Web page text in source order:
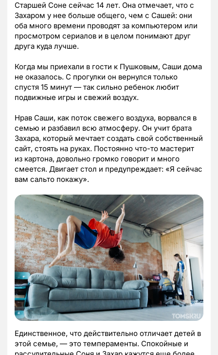
Старшей Соне сейчас 14 лет. Она отмечает, что с
Захаром у нее больше общего, чем с Сашей: они
оба много времени проводят за компьютером или
просмотром сериалов и в целом понимают друг
друга куда лучше.
Когда мы приехали в гости к Пушковым, Саши дома
не оказалось. С прогулки он вернулся только
спустя 15 минут — так сильно ребенок любит
подвижные игры и свежий воздух.
Нрав Саши, как поток свежего воздуха, ворвался в
семью и разбавил всю атмосферу. Он учит брата
Захара, который мечтает создать свой собственный
сайт, стоять на руках. Постоянно что-то мастерит
из картона, довольно громко говорит и много
смеется. Двигает стол и предупреждает: «Я сейчас
вам сальто покажу».
Единственное, что действительно отличает детей в
этой семье, — это темпераменты. Спокойные и